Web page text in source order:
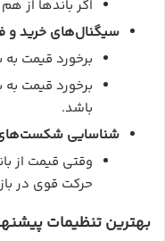
اگر باندها از
سیگنال‌های خرید و
برخورد قیمت به
برخورد قیمت به
باشد.
شناسایی
وقتی قیمت از
حرکت قوی در
بهترین تنظیمات